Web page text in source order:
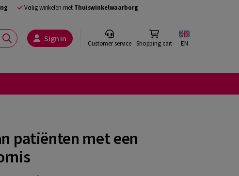
Veilig winkelen met Thuiswinkelwaarborg
Sign in Customer service Shopping cart EN
patiënten met een